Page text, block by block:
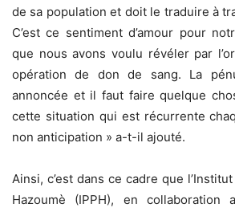
de sa population et doit le traduire à
C’est ce sentiment d’amour pour
que nous avons voulu révéler par
opération de don de sang. La
annoncée et il faut faire quelque
cette situation qui est récurrente
non anticipation » a-t-il ajouté.
Ainsi, c’est dans ce cadre que
Hazoumè (IPPH), en